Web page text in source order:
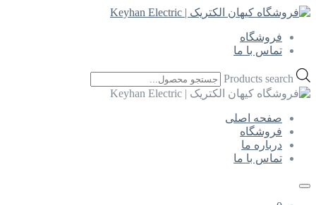
فروشگاه
تماس با ما
Products search
صفحه اصلی
فروشگاه
درباره ما
تماس با ما